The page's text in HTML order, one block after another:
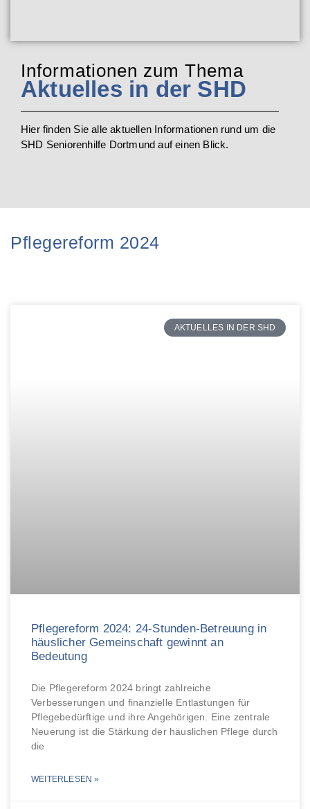
Informationen zum Thema
Aktuelles in der SHD
Hier finden Sie alle aktuellen Informationen rund um die
SHD Seniorenhilfe Dortmund auf einen Blick.
Pflegereform 2024
AKTUELLES IN DER SHD
Pflegereform 2024: 24-Stunden-Betreuung in
häuslicher Gemeinschaft gewinnt an
Bedeutung
Die Pflegereform 2024 bringt zahlreiche
Verbesserungen und finanzielle Entlastungen für
Pflegebedürftige und ihre Angehörigen. Eine zentrale
Neuerung ist die Stärkung der häuslichen Pflege durch
die
WEITERLESEN »